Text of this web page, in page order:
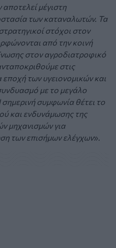
μέγιστη
των καταναλωτών. Τα
στόχοι στον
από την κοινή
στον αγροδιατροφικό
στις
εποχή των υγειονομικών και
με το μεγάλο
συμφωνία θέτει το
και ενδυνάμωσης της
μηχανισμών για
των επισήμων ελέγχων».